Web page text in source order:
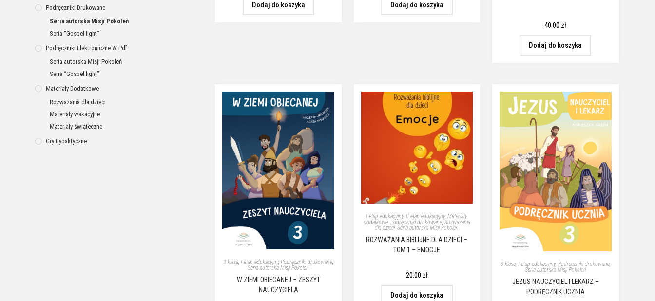
Dodaj do koszyka Dodaj do koszyka
40.00 zł
Dodaj do koszyka
3 klasa,I etap edukacyjny,Podręczniki drukowane,
Seria autorska Misji Pokoleń
W ZIEMI OBIECANEJ – ZESZYT
NAUCZYCIELA
I etap edukacyjny,II etap edukacyjny,Materiały
dodatkowe, Podręczniki drukowane,Rozważania
dla dzieci ,Seria autorska Misji Pokoleń
ROZWAŻANIA BIBLIJNE DLA DZIECI –
TOM 1 – EMOCJE
20.00 zł
Dodaj do koszyka
3 klasa, I etap edukacyjny, Podręczniki drukowane,
Seria autorska Misji Pokoleń
JEZUS NAUCZYCIEL I LEKARZ –
PODRĘCZNIK UCZNIA
Podręczniki Drukowane
Seria autorska Misji Pokoleń
Seria “Gospel light”
Podręczniki Elektroniczne W Pdf
Seria autorska Misji Pokoleń
Seria “Gospel light”
Materiały Dodatkowe
Rozważania dla dzieci
Materiały wakacyjne
Materiały świąteczne
Gry Dydaktyczne